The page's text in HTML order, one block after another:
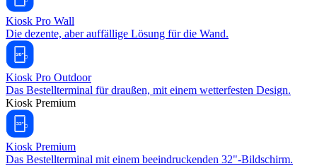
Kiosk Pro Wall
Die dezente, aber auffällige Lösung für die Wand.
Kiosk Pro Outdoor
Das Bestellterminal für draußen, mit einem wetterfesten Design.
Kiosk Premium
Kiosk Premium
Das Bestellterminal mit einem beeindruckenden 32"-Bildschirm.